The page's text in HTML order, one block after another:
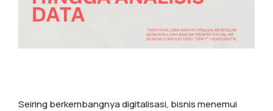
Seiring berkembangnya digitalisasi, bisnis menemui